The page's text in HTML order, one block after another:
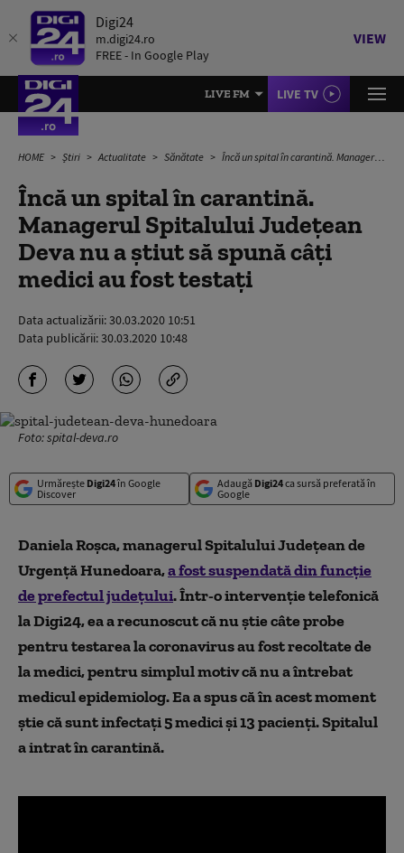
Digi24
m.digi24.ro
FREE - In Google Play
VIEW
LIVE FM LIVE TV
HOME Știri Actualitate Sănătate Încă un spital în carantină. Managerul Spitalului Județean Deva nu a știut să spună câți medici au fost testați
Încă un spital în carantină.
Managerul Spitalului Județean
Deva nu a știut să spună câți
medici au fost testați
Data actualizării:30.03.2020 10:51
Data publicării:30.03.2020 10:48
Foto: spital-deva.ro
Urmărește Digi24în Google
Discover
Adaugă Digi24ca sursă preferată în
Google
Daniela Roșca, managerul Spitalului Județean de
Urgență Hunedoara,a fost suspendată din funcție
de prefectul județului. Într-o intervenție telefonică
la Digi24, ea a recunoscut că nu știe câte probe
pentru testarea la coronavirus au fost recoltate de
la medici, pentru simplul motiv că nu a întrebat
medicul epidemiolog. Ea a spus că în acest moment
știe că sunt infectați 5 medici și 13 pacienți. Spitalul
a intrat în carantină.